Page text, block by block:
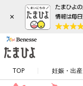
×
TOP 妊娠・出産